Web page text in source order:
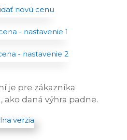
je pre zákazníka
daná výhra padne.